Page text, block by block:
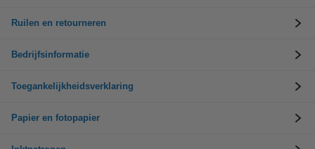
Ruilen en retourneren
Bedrijfsinformatie
Toegankelijkheidsverklaring
Papier en fotopapier